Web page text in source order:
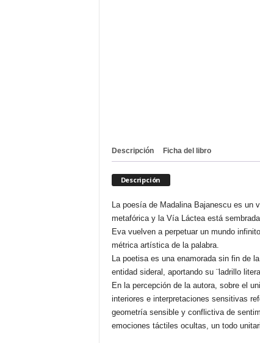
Descripción Ficha del libro
Descripción
La poesía de Madalina Bajanescu es un
metafórica y la Vía Láctea está
Eva vuelven a perpetuar un mundo
métrica artística de la palabra.
La poetisa es una enamorada sin fin de
entidad sideral, aportando su ¨ladrillo
En la percepción de la autora, sobre el
interiores e interpretaciones sensitivas
geometría sensible y conflictiva de
emociones táctiles ocultas, un todo